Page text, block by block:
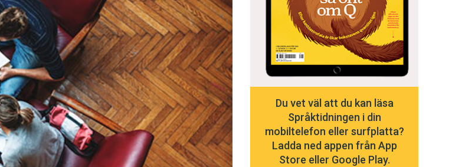
Du vet väl att du kan läsa
Språktidningen i din
mobiltelefon eller surfplatta?
Ladda ned appen från App
Store eller Google Play.